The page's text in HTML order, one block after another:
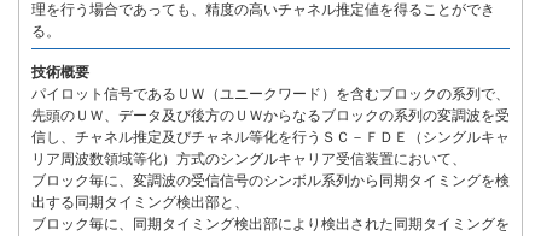
理を行う場合であっても、精度の高いチャネル推定値を得ることができ
る。
技術概要
パイロット信号であるＵＷ（ユニークワード）を含むブロックの系列で、
先頭のＵＷ、データ及び後方のＵＷからなるブロックの系列の変調波を受
信し、チャネル推定及びチャネル等化を行うＳＣ－ＦＤＥ（シングルキャ
リア周波数領域等化）方式のシングルキャリア受信装置において、
ブロック毎に、変調波の受信信号のシンボル系列から同期タイミングを検
出する同期タイミング検出部と、
ブロック毎に、同期タイミング検出部により検出された同期タイミングを